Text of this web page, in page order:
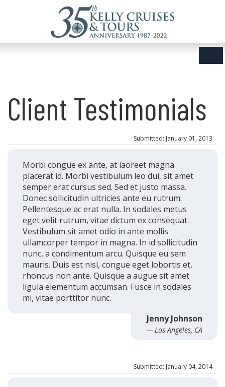
Client Testimonials
Submitted: January 01, 2013
Morbi congue ex ante, at laoreet magna
placerat id. Morbi vestibulum leo dui, sit amet
semper erat cursus sed. Sed et justo massa.
Donec sollicitudin ultricies ante eu rutrum.
Pellentesque ac erat nulla. In sodales metus
eget velit rutrum, vitae dictum ex consequat.
Vestibulum sit amet odio in ante mollis
ullamcorper tempor in magna. In id sollicitudin
nunc, a condimentum arcu. Quisque eu sem
mauris. Duis est nisl, congue eget lobortis et,
rhoncus non ante. Quisque a augue sit amet
ligula elementum accumsan. Fusce in sodales
mi, vitae porttitor nunc.
Jenny Johnson
— Los Angeles, CA
Submitted: January 04, 2014